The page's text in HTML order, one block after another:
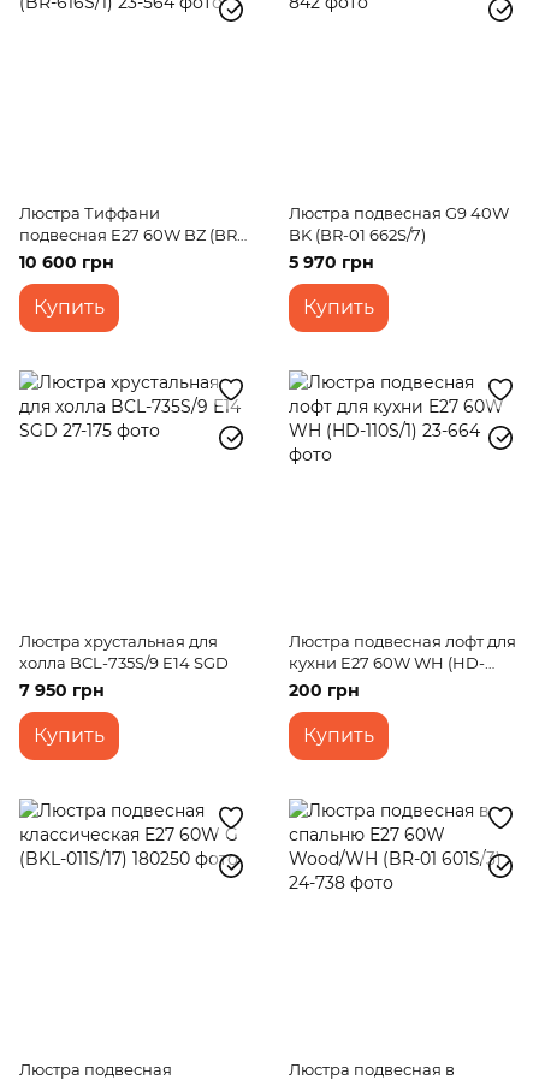
Люстра Тиффани
подвесная E27 60W BZ (BR-
616S/1)
10 600 грн
Купить
Люстра подвесная G9 40W
BK (BR-01 662S/7)
5 970 грн
Купить
Люстра хрустальная для
холла BCL-735S/9 E14 SGD
7 950 грн
Купить
Люстра подвесная лофт для
кухни E27 60W WH (HD-
110S/1)
200 грн
Купить
Люстра подвесная
Люстра подвесная в